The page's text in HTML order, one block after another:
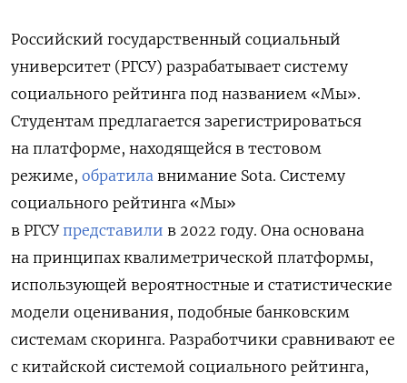
Российский государственный социальный
университет (РГСУ) разрабатывает систему
социального рейтинга под названием «Мы».
Студентам предлагается зарегистрироваться
на платформе, находящейся в тестовом
режиме, обратила внимание Sota. Систему
социального рейтинга «Мы»
в РГСУ представили в 2022 году. Она основана
на принципах квалиметрической платформы,
использующей вероятностные и статистические
модели оценивания, подобные банковским
системам скоринга. Разработчики сравнивают ее
с китайской системой социального рейтинга,